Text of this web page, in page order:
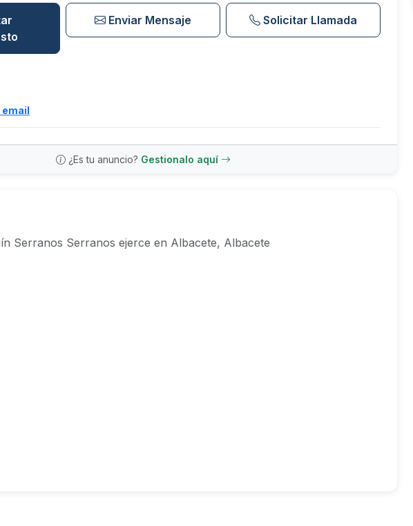
Enviar Mensaje Solicitar Llamada
email
¿Es tu anuncio? Gestionalo aquí
Serranos Serranos ejerce en Albacete, Albacete